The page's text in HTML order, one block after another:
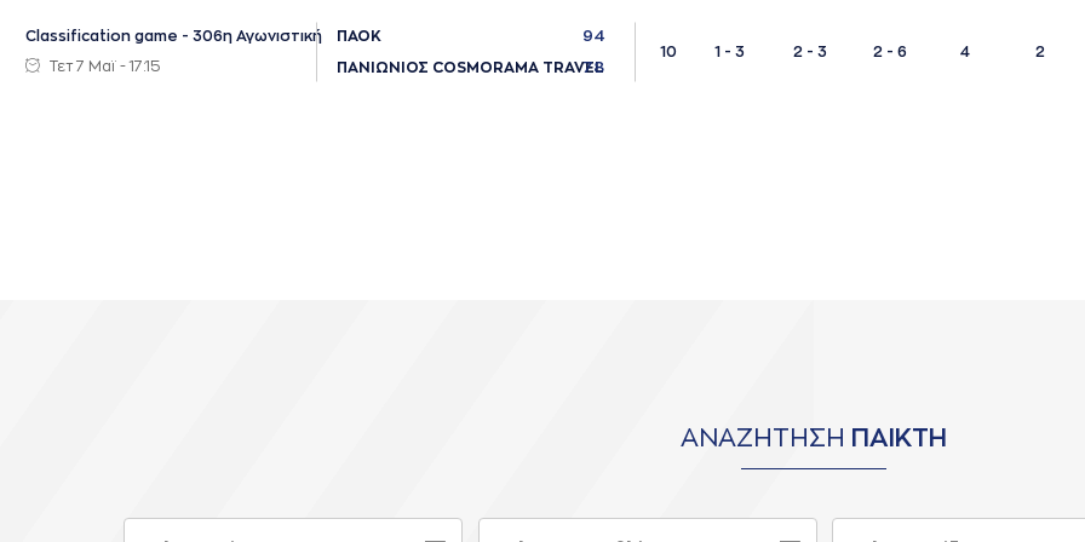
Classification game - 306η Αγωνιστική
Τετ 7 Μαϊ - 17:15
ΠΑΟΚ 94
ΠΑΝΙΩΝΙΟΣ COSMORAMA TRAVEL
78
10 1 - 3 2 - 3 2 - 6 4 2
ΑΝΑΖΗΤΗΣΗ ΠΑΙΚΤΗ